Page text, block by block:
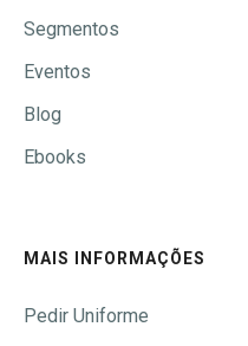
Segmentos
Eventos
Blog
Ebooks
MAIS INFORMAÇÕES
Pedir Uniforme